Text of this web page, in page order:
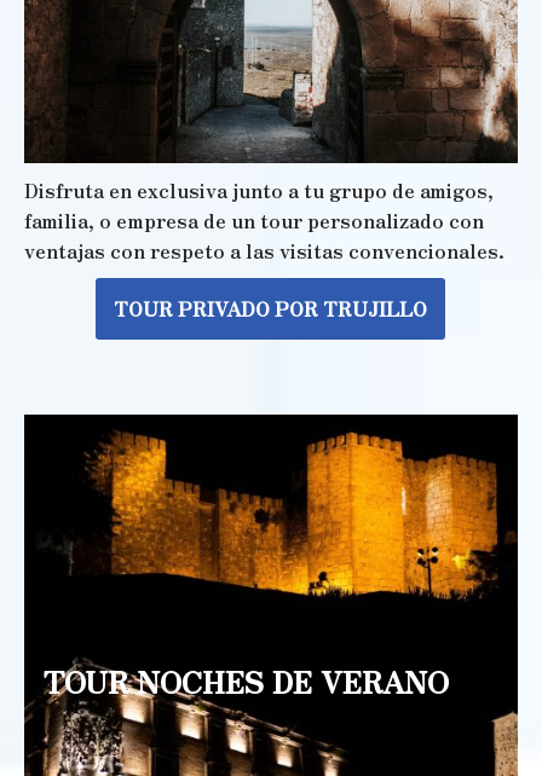
Disfruta en exclusiva junto a tu grupo de amigos,
familia, o empresa de un tour personalizado con
ventajas con respeto a las visitas convencionales.
TOUR PRIVADO POR TRUJILLO
TOUR NOCHES DE VERANO